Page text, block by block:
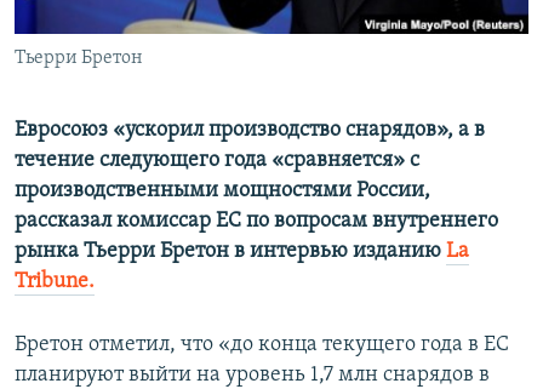
УКРАИНСКАЯ ПРОБЛЕМА КРЫМА
Все сайты RFE/RL
Тьерри Бретон
Евросоюз «ускорил производство снарядов», а в
течение следующего года «сравняется» с
производственными мощностями России,
рассказал комиссар ЕС по вопросам внутреннего
рынка Тьерри Бретон в интервью изданию La
Tribune.
Бретон отметил, что «до конца текущего года в ЕС
планируют выйти на уровень 1,7 млн снарядов в